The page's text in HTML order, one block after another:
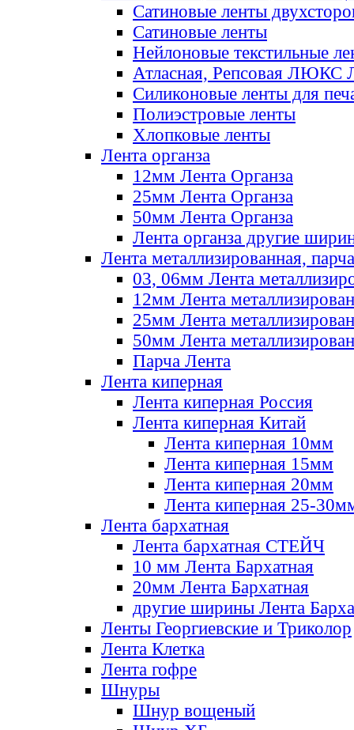
Сатиновые ленты
Сатиновые ленты
Нейлоновые текстильные
Атласная, Репсовая ЛЮКС
Силиконовые ленты для
Полиэстровые ленты
Хлопковые ленты
Лента органза
12мм Лента Органза
25мм Лента Органза
50мм Лента Органза
Лента органза другие
Лента металлизированная, парча
03, 06мм Лента
12мм Лента
25мм Лента
50мм Лента
Парча Лента
Лента киперная
Лента киперная Россия
Лента киперная Китай
Лента киперная 10мм
Лента киперная 15мм
Лента киперная 20мм
Лента киперная 25-
Лента бархатная
Лента бархатная СТЕЙЧ
10 мм Лента Бархатная
20мм Лента Бархатная
другие ширины Лента
Ленты Георгиевские и Триколор
Лента Клетка
Лента гофре
Шнуры
Шнур вощеный